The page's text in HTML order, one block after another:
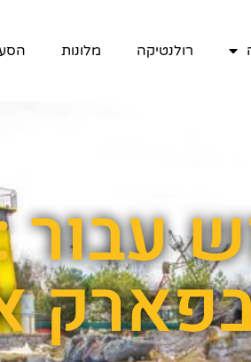
רולנטיקה מלונות
עבור